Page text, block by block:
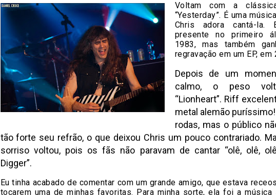
Voltam com a
“Yesterday”. É uma
Chris adora cantá-la.
presente no primeiro
1983, mas também
regravação em um EP, em
Depois de um
calmo, o peso
“Lionheart”. Riff
metal alemão
rodas, mas o público
tão forte seu refrão, o que deixou Chris um pouco contrariado.
sorriso voltou, pois os fãs não paravam de cantar “olê, olê,
Digger”.
Eu tinha acabado de comentar com um grande amigo, que estava
tocarem uma de minhas favoritas. Para minha sorte, ela foi a música